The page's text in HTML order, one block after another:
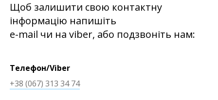
Щоб залишити свою контактну
інформацію напишіть
e-mail чи на viber, або подзвоніть нам:
Телефон/Viber
+38 (067) 313 34 74